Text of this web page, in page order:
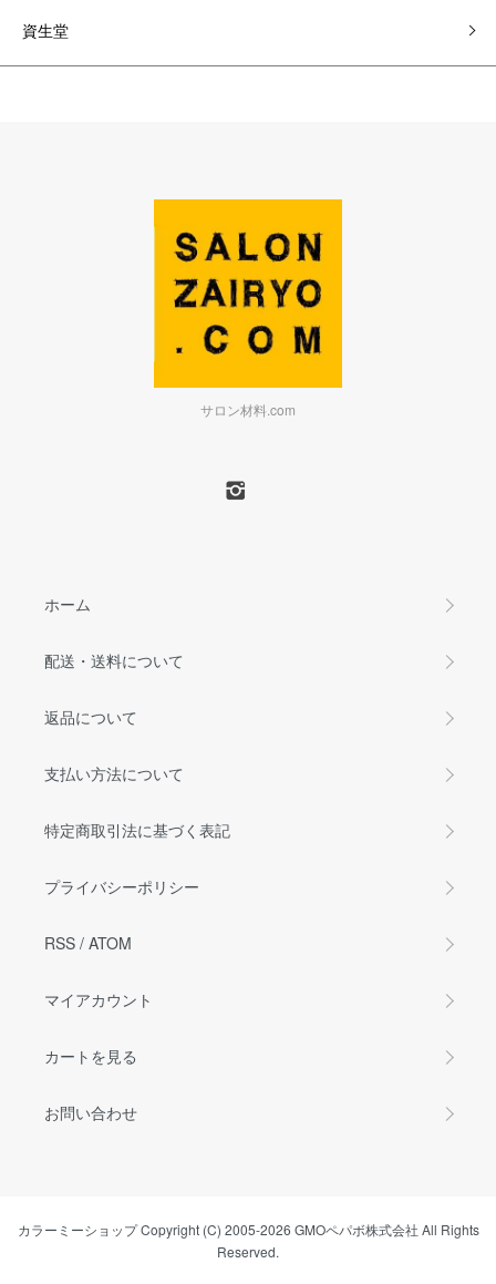
資生堂
サロン材料.com
ホーム
配送・送料について
返品について
支払い方法について
特定商取引法に基づく表記
プライバシーポリシー
RSS / ATOM
マイアカウント
カートを見る
お問い合わせ
カラーミーショップCopyright (C) 2005-2026 GMOペパボ株式会社 All Rights
Reserved.